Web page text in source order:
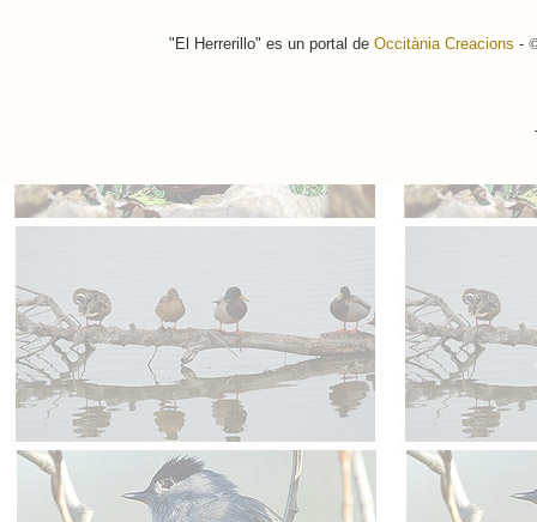
"El Herrerillo" es un portal de Occitània Creacions -